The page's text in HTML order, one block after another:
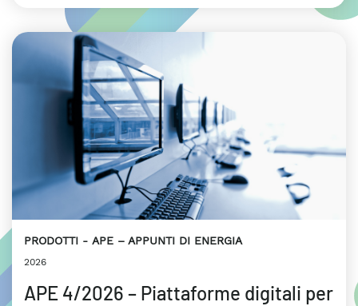
PRODOTTI APE – APPUNTI DI ENERGIA
2026
APE 4/2026 – Piattaforme digitali per